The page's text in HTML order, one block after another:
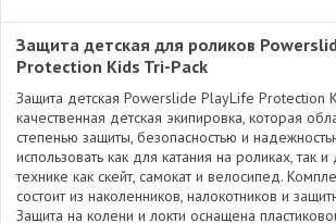
Защита детская для роликов
Protection Kids Tri-Pack
Защита детская Powerslide PlayLife Protection
качественная детская экипировка, которая
степенью защиты, безопасностью и
использовать как для катания на роликах, так
технике как скейт, самокат и велосипед.
состоит из наколенников, налокотников и
Защита на колени и локти оснащена